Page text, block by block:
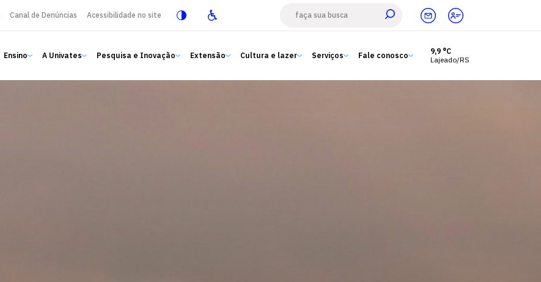
Canal de Denúncias Acessibilidade no site
Ensino A Univates Pesquisa e Inovação Extensão Cultura e lazer Serviços Fale conosco
9,9 °C
Lajeado/RS
Estude aqui